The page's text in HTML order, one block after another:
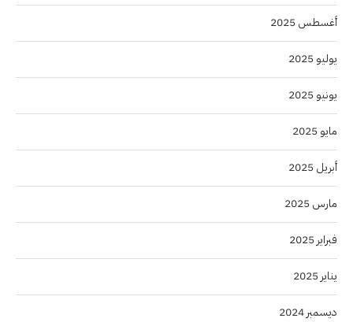
أغسطس 2025
يوليو 2025
يونيو 2025
مايو 2025
أبريل 2025
مارس 2025
فبراير 2025
يناير 2025
ديسمبر 2024